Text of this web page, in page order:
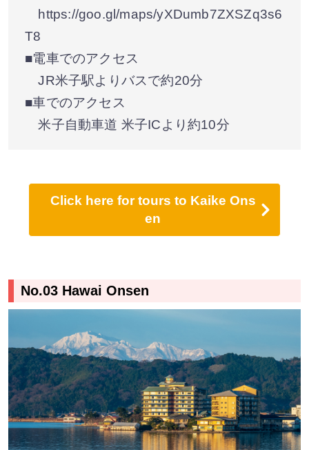
https://goo.gl/maps/yXDumb7ZXSZq3s6
T8
■電車でのアクセス
JR米子駅よりバスで約20分
■車でのアクセス
米子自動車道 米子ICより約10分
Click here for tours to Kaike Ons
en
No.03 Hawai Onsen